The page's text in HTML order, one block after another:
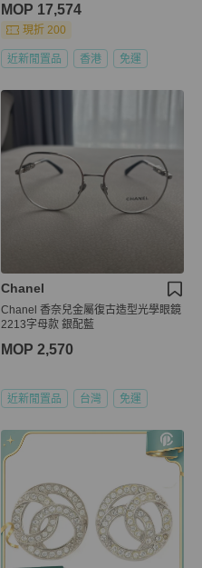
MOP 17,574
現折 200
近新閒置品 香港 免運
Chanel
Chanel 香奈兒金屬復古造型光學眼鏡
2213字母款 銀配藍
MOP 2,570
近新閒置品 台灣 免運